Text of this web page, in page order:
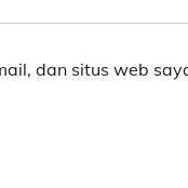
dan situs web